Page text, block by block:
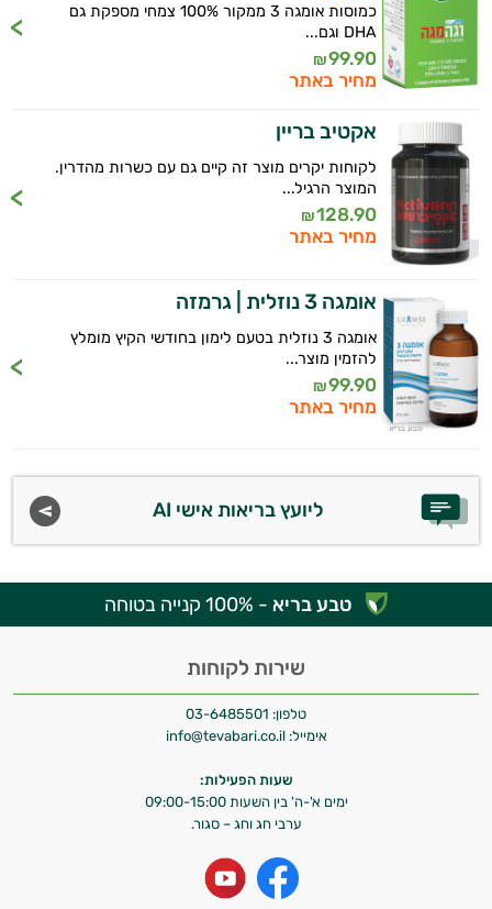
כמוסות אומגה 3 ממקור 100% צמחי מספקת גם
DHA וגם...
99.90
₪
מחיר באתר
אקטיב בריין
לקוחות יקרים מוצר זה קיים גם עם כשרות מהדרין.
המוצר הרגיל...
128.90
₪
מחיר באתר
אומגה 3 נוזלית | גרמזה
אומגה 3 נוזלית בטעם לימון בחודשי הקיץ מומלץ
להזמין מוצר...
99.90
₪
מחיר באתר
ליועץ בריאות אישי AI
טבע בריא - 100% קנייה בטוחה
שירות לקוחות
טלפון: 03-6485501
אימייל: info@tevabari.co.il
שעות הפעילות:
ימים א'-ה' בין השעות 09:00-15:00
ערבי חג וחג – סגור.